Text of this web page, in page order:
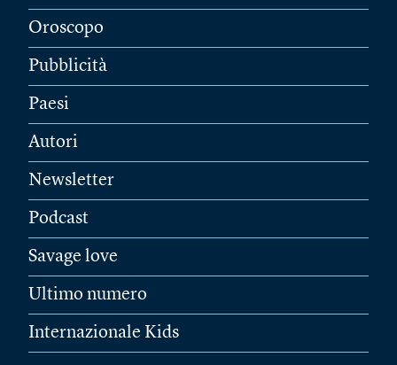
Oroscopo
Pubblicità
Paesi
Autori
Newsletter
Podcast
Savage love
Ultimo numero
Internazionale Kids